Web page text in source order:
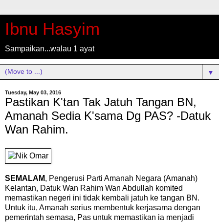
Ibnu Hasyim
Sampaikan...walau 1 ayat
▼
Tuesday, May 03, 2016
Pastikan K'tan Tak Jatuh Tangan BN,
Amanah Sedia K'sama Dg PAS? -Datuk
Wan Rahim.
SEMALAM, Pengerusi Parti Amanah Negara (Amanah)
Kelantan, Datuk Wan Rahim Wan Abdullah komited
memastikan negeri ini tidak kembali jatuh ke tangan BN.
Untuk itu, Amanah serius membentuk kerjasama dengan
pemerintah semasa, Pas untuk memastikan ia menjadi